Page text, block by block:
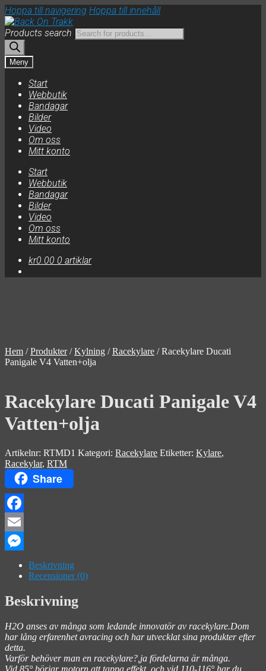
Hoppa till navigering Hoppa till innehåll
Products search
Meny
Start
Webbutik
Bandagar
Bilder
Video
Om oss
Mitt konto
Start
Webbutik
Bandagar
Bilder
Video
Om oss
Mitt konto
kr0.00 0 artiklar
Hem /Produkter/Kylning /Racekylare /Racekylare Ducati
Panigale V4 Vatten+olja
Racekylare Ducati Panigale V4
Vatten+olja
Artikelnr: RTMD1 Kategori: Racekylare Etiketter: Kylare,
Racekylar, RTM
Share
Facebook
Email
Messenger
Beskrivning
Recensioner (0)
Beskrivning
H2O anses av många som ledande innovatör av racekylare.Dom
har lång erfarenhet avracing och har utvecklat sina produkter efter
detta.
Varför behöver man en racekylare?,ja fördelarna är många.